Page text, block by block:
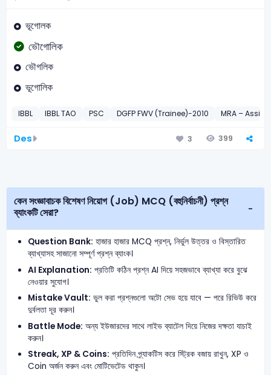
ভূগোলক
ভৌগোলিক
ভৌগলিক
ভূগোলিক
IBBL IBBL TAO PSC DGFP FWV (Trainee)-2010 MRA –
Des 3 399
কেন সংজ্ঞাবাচক বিশেষণ নিয়োগ (Job) MCQ (বহুনির্বাচনী) প্রশ্ন
ব্যাংকটি সেরা?
Question Bank: হাজার হাজার MCQ প্রশ্ন, নির্ভুল উত্তর ও বিস্তারিত
ব্যাখ্যাসহ সাজানো সম্পূর্ণ প্রশ্ন ব্যাংক।
AI Explanation: প্রতিটি কঠিন প্রশ্ন AI দিয়ে সহজভাবে ব্যাখ্যা করে বুঝে
নেওয়ার সুযোগ।
Mistake Vault: ভুল করা প্রশ্নগুলো অটো সেভ হয়ে যাবে — পরে রিভিউ করে
দুর্বলতা দূর করুন।
Battle Mode: অন্য ইউজারদের সাথে লাইভ ব্যাটেল দিয়ে নিজের দক্ষতা যাচাই
করুন।
Streak, XP & Coins: প্রতিদিন প্র্যাকটিস করে স্ট্রিক বজায় রাখুন, XP ও
Coin অর্জন করুন এবং মোটিভেটেড থাকুন।